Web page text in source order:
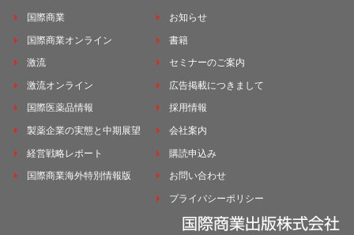
国際商業
国際商業オンライン
激流
激流オンライン
国際医薬品情報
製薬企業の実態と中期展望
経営戦略レポート
国際商業海外特別情報版
お知らせ
書籍
セミナーのご案内
広告掲載につきまして
採用情報
会社案内
購読申込み
お問い合わせ
プライバシーポリシー